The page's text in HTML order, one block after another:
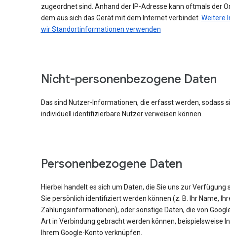
zugeordnet sind. Anhand der IP-Adresse kann oftmals der
dem aus sich das Gerät mit dem Internet verbindet. Weitere
wir Standortinformationen verwenden
Nicht-personenbezogene Daten
Das sind Nutzer-Informationen, die erfasst werden, sodass
individuell identifizierbare Nutzer verweisen können.
Personenbezogene Daten
Hierbei handelt es sich um Daten, die Sie uns zur Verfügung
Sie persönlich identifiziert werden können (z. B. Ihr Name,
Zahlungsinformationen), oder sonstige Daten, die von
Art in Verbindung gebracht werden können, beispielsweise
Ihrem Google-Konto verknüpfen.